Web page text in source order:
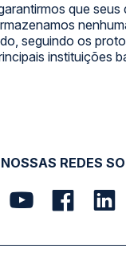
que
seguindo os
instituições
REDES